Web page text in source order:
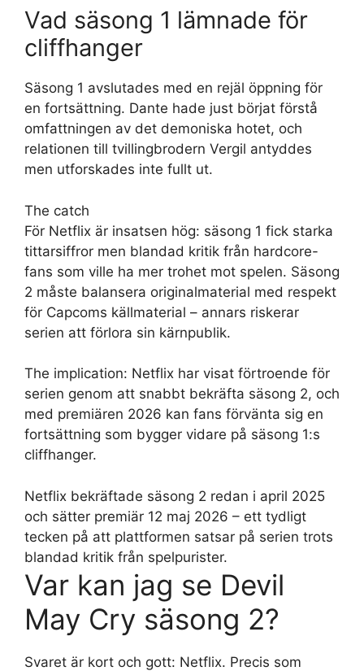
Vad säsong 1 lämnade för
cliffhanger
Säsong 1 avslutades med en rejäl öppning för
en fortsättning. Dante hade just börjat förstå
omfattningen av det demoniska hotet, och
relationen till tvillingbrodern Vergil antyddes
men utforskades inte fullt ut.
The catch
För Netflix är insatsen hög: säsong 1 fick starka
tittarsiffror men blandad kritik från hardcore-
fans som ville ha mer trohet mot spelen. Säsong
2 måste balansera originalmaterial med respekt
för Capcoms källmaterial – annars riskerar
serien att förlora sin kärnpublik.
The implication: Netflix har visat förtroende för
serien genom att snabbt bekräfta säsong 2, och
med premiären 2026 kan fans förvänta sig en
fortsättning som bygger vidare på säsong 1:s
cliffhanger.
Netflix bekräftade säsong 2 redan i april 2025
och sätter premiär 12 maj 2026 – ett tydligt
tecken på att plattformen satsar på serien trots
blandad kritik från spelpurister.
Var kan jag se Devil
May Cry säsong 2?
Svaret är kort och gott: Netflix. Precis som